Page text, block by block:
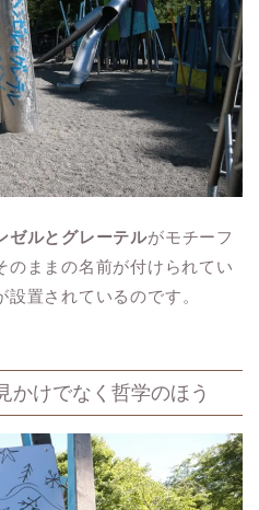
ゼルとグレーテルがモチーフ
のままの名前が付けられてい
設置されているのです。
かけでなく哲学のほう